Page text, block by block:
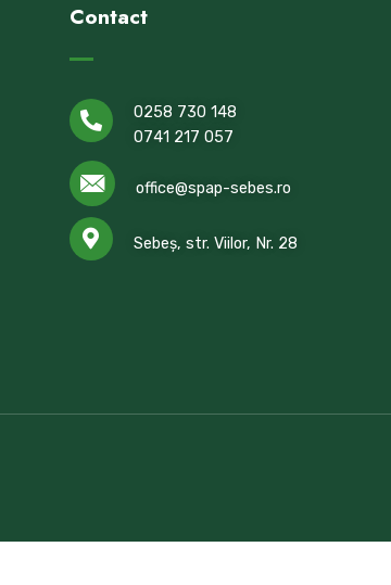
Contact
0258 730 148
0741 217 057
office@spap-sebes.ro
Sebeș, str. Viilor, Nr. 28